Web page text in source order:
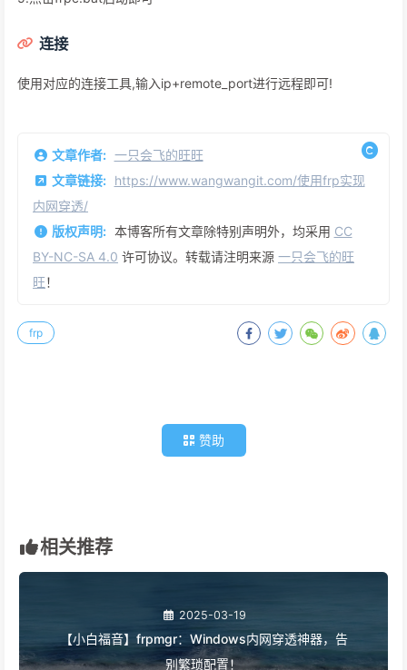
连接
使用对应的连接工具,输入ip+remote_port进行远程即可!
文章作者: 一只会飞的旺旺
文章链接: https://www.wangwangit.com/使用frp实现
内网穿透/
版权声明: 本博客所有文章除特别声明外，均采用 CC
BY-NC-SA 4.0 许可协议。转载请注明来源 一只会飞的旺
旺！
frp
赞助
相关推荐
2025-03-19
【小白福音】frpmgr：Windows内网穿透神器，告
别繁琐配置！